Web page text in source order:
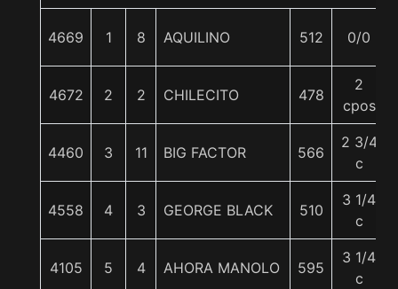
4669 1 8 AQUILINO 512 0/0
4672 2 2 CHILECITO 478
2
cpos
4460 3 11 BIG FACTOR 566
2 3/4
c
4558 4 3 GEORGE BLACK 510
3 1/4
c
4105 5 4 AHORA MANOLO 595
3 1/4
c